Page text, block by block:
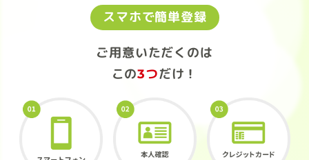
スマホで簡単登録
ご用意いただくのは
この3つだけ！